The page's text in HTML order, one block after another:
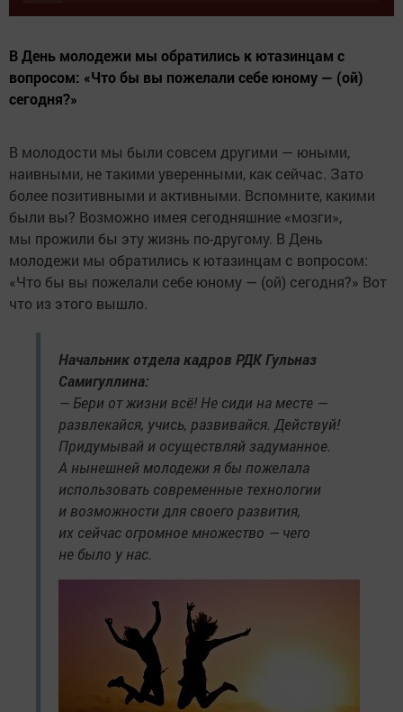
В День молодежи мы обратились к ютазинцам с
вопросом: «Что бы вы пожелали себе юному — (ой)
сегодня?»
В молодости мы были совсем другими — юными,
наивными, не такими уверенными, как сейчас. Зато
более позитивными и активными. Вспомните, какими
были вы? Возможно имея сегодняшние «мозги»,
мы прожили бы эту жизнь по-другому. В День
молодежи мы обратились к ютазинцам с вопросом:
«Что бы вы пожелали себе юному — (ой) сегодня?» Вот
что из этого вышло.
Начальник отдела кадров РДК Гульназ
Самигуллина:
— Бери от жизни всё! Не сиди на месте —
развлекайся, учись, развивайся. Действуй!
Придумывай и осуществляй задуманное.
А нынешней молодежи я бы пожелала
использовать современные технологии
и возможности для своего развития,
их сейчас огромное множество — чего
не было у нас.